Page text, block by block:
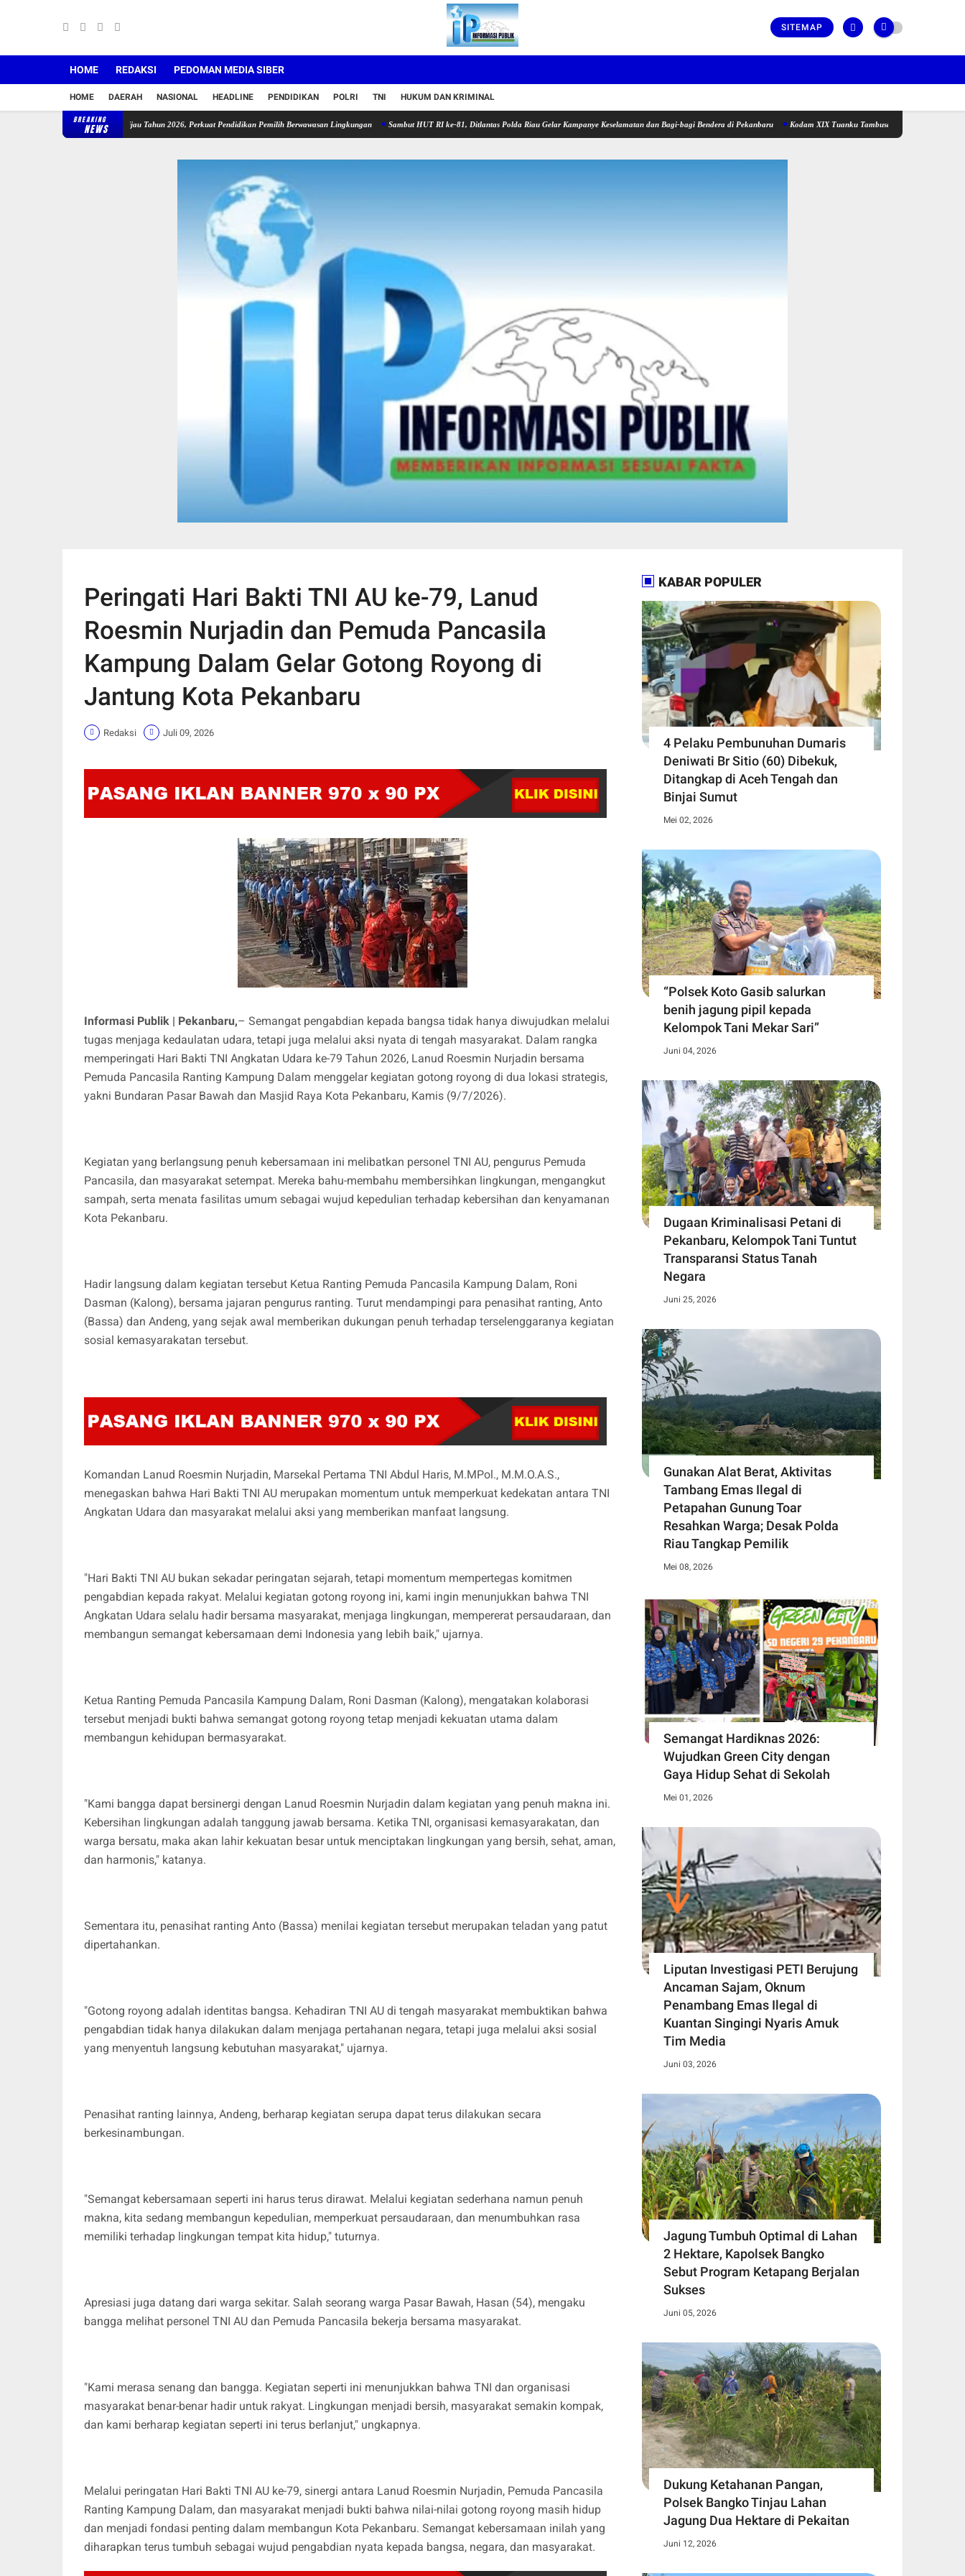
SITEMAP
HOME REDAKSI PEDOMAN MEDIA SIBER
HOME DAERAH NASIONAL HEADLINE PENDIDIKAN POLRI TNI HUKUM DAN KRIMINAL
BREAKING
NEWS
Sekolah Pemilu Hijau Tahun 2026, Perkuat Pendidikan Pemilih Berwawasan Lingkungan Sambut HUT RI ke-81, Ditlantas Polda Riau Gelar Kampanye Keselamatan dan Bagi-bagi Bendera di Pekanbaru Kodam XIX Tuanku Tambusai Sambut Kunjungan Kerja
Peringati Hari Bakti TNI AU ke-79, Lanud
Roesmin Nurjadin dan Pemuda Pancasila
Kampung Dalam Gelar Gotong Royong di
Jantung Kota Pekanbaru
Redaksi Juli 09, 2026
Informasi Publik | Pekanbaru,– Semangat pengabdian kepada bangsa tidak hanya diwujudkan melalui
tugas menjaga kedaulatan udara, tetapi juga melalui aksi nyata di tengah masyarakat. Dalam rangka
memperingati Hari Bakti TNI Angkatan Udara ke-79 Tahun 2026, Lanud Roesmin Nurjadin bersama
Pemuda Pancasila Ranting Kampung Dalam menggelar kegiatan gotong royong di dua lokasi strategis,
yakni Bundaran Pasar Bawah dan Masjid Raya Kota Pekanbaru, Kamis (9/7/2026).
Kegiatan yang berlangsung penuh kebersamaan ini melibatkan personel TNI AU, pengurus Pemuda
Pancasila, dan masyarakat setempat. Mereka bahu-membahu membersihkan lingkungan, mengangkut
sampah, serta menata fasilitas umum sebagai wujud kepedulian terhadap kebersihan dan kenyamanan
Kota Pekanbaru.
Hadir langsung dalam kegiatan tersebut Ketua Ranting Pemuda Pancasila Kampung Dalam, Roni
Dasman (Kalong), bersama jajaran pengurus ranting. Turut mendampingi para penasihat ranting, Anto
(Bassa) dan Andeng, yang sejak awal memberikan dukungan penuh terhadap terselenggaranya kegiatan
sosial kemasyarakatan tersebut.
Komandan Lanud Roesmin Nurjadin, Marsekal Pertama TNI Abdul Haris, M.MPol., M.M.O.A.S.,
menegaskan bahwa Hari Bakti TNI AU merupakan momentum untuk memperkuat kedekatan antara TNI
Angkatan Udara dan masyarakat melalui aksi yang memberikan manfaat langsung.
"Hari Bakti TNI AU bukan sekadar peringatan sejarah, tetapi momentum mempertegas komitmen
pengabdian kepada rakyat. Melalui kegiatan gotong royong ini, kami ingin menunjukkan bahwa TNI
Angkatan Udara selalu hadir bersama masyarakat, menjaga lingkungan, mempererat persaudaraan, dan
membangun semangat kebersamaan demi Indonesia yang lebih baik," ujarnya.
Ketua Ranting Pemuda Pancasila Kampung Dalam, Roni Dasman (Kalong), mengatakan kolaborasi
tersebut menjadi bukti bahwa semangat gotong royong tetap menjadi kekuatan utama dalam
membangun kehidupan bermasyarakat.
"Kami bangga dapat bersinergi dengan Lanud Roesmin Nurjadin dalam kegiatan yang penuh makna ini.
Kebersihan lingkungan adalah tanggung jawab bersama. Ketika TNI, organisasi kemasyarakatan, dan
warga bersatu, maka akan lahir kekuatan besar untuk menciptakan lingkungan yang bersih, sehat, aman,
dan harmonis," katanya.
Sementara itu, penasihat ranting Anto (Bassa) menilai kegiatan tersebut merupakan teladan yang patut
dipertahankan.
"Gotong royong adalah identitas bangsa. Kehadiran TNI AU di tengah masyarakat membuktikan bahwa
pengabdian tidak hanya dilakukan dalam menjaga pertahanan negara, tetapi juga melalui aksi sosial
yang menyentuh langsung kebutuhan masyarakat," ujarnya.
Penasihat ranting lainnya, Andeng, berharap kegiatan serupa dapat terus dilakukan secara
berkesinambungan.
"Semangat kebersamaan seperti ini harus terus dirawat. Melalui kegiatan sederhana namun penuh
makna, kita sedang membangun kepedulian, memperkuat persaudaraan, dan menumbuhkan rasa
memiliki terhadap lingkungan tempat kita hidup," tuturnya.
Apresiasi juga datang dari warga sekitar. Salah seorang warga Pasar Bawah, Hasan (54), mengaku
bangga melihat personel TNI AU dan Pemuda Pancasila bekerja bersama masyarakat.
"Kami merasa senang dan bangga. Kegiatan seperti ini menunjukkan bahwa TNI dan organisasi
masyarakat benar-benar hadir untuk rakyat. Lingkungan menjadi bersih, masyarakat semakin kompak,
dan kami berharap kegiatan seperti ini terus berlanjut," ungkapnya.
Melalui peringatan Hari Bakti TNI AU ke-79, sinergi antara Lanud Roesmin Nurjadin, Pemuda Pancasila
Ranting Kampung Dalam, dan masyarakat menjadi bukti bahwa nilai-nilai gotong royong masih hidup
dan menjadi fondasi penting dalam membangun Kota Pekanbaru. Semangat kebersamaan inilah yang
diharapkan terus tumbuh sebagai wujud pengabdian nyata kepada bangsa, negara, dan masyarakat.
KABAR POPULER
4 Pelaku Pembunuhan Dumaris
Deniwati Br Sitio (60) ‎Dibekuk,
Ditangkap di Aceh Tengah ‎dan
Binjai Sumut
Mei 02, 2026
“Polsek Koto Gasib salurkan
benih jagung pipil kepada
Kelompok Tani Mekar Sari”
Juni 04, 2026
Dugaan Kriminalisasi Petani di
Pekanbaru, Kelompok Tani Tuntut
Transparansi Status Tanah
Negara
Juni 25, 2026
Gunakan Alat Berat, Aktivitas
Tambang Emas Ilegal di
Petapahan Gunung Toar
Resahkan Warga; Desak Polda
Riau Tangkap Pemilik
Mei 08, 2026
Semangat Hardiknas 2026:
Wujudkan Green City dengan
Gaya Hidup Sehat di Sekolah
Mei 01, 2026
Liputan Investigasi PETI Berujung
Ancaman Sajam, Oknum
Penambang Emas Ilegal di
Kuantan Singingi Nyaris Amuk
Tim Media
Juni 03, 2026
Jagung Tumbuh Optimal di Lahan
2 Hektare, Kapolsek Bangko
Sebut Program Ketapang Berjalan
Sukses
Juni 05, 2026
Dukung Ketahanan Pangan,
Polsek Bangko Tinjau Lahan
Jagung Dua Hektare di Pekaitan
Juni 12, 2026